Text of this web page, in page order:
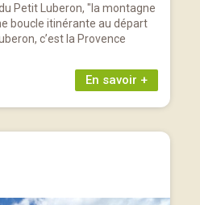
Petit Luberon, "la montagne
boucle itinérante au départ
c’est la Provence
En savoir +